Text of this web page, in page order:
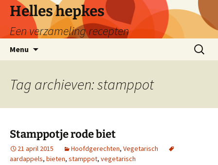
naar
inhoud
Helles hepkes
Een verzameling recepten
Menu
Zoeken
naar:
Tag archieven: stamppot
Stamppotje rode biet
21 april 2015 Hoofdgerechten, Vegetarisch
aardappels, bieten, stamppot, vegetarisch